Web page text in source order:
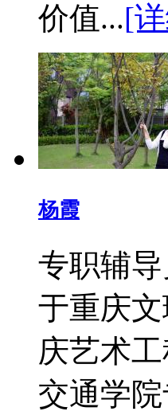
价值...[
杨霞
专职辅
于重庆
庆艺术
交通学